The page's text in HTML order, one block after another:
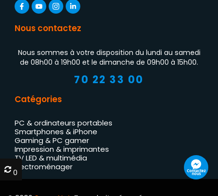
Nous contactez
Nous sommes à votre disposition du lundi au samedi
de 08h00 à 19h00 et le dimanche de 09h00 à 15h00.
70 22 33 00
Catégories
PC & ordinateurs portables
Smartphones & iPhone
Gaming & PC gamer
Impression & imprimantes
TV LED & multimédia
Électroménager
Contactez
nous
0
0